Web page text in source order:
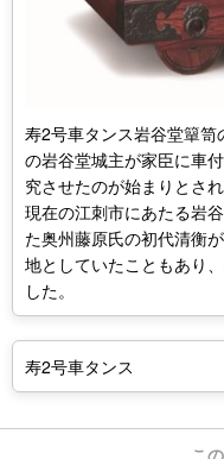
寿2号車タンス岩谷堂簞
の岩谷堂城主が家臣に車
究させたのが始まりとされ
現在の江刺市にあたる岩
た奥州藤原氏の初代清衡
地としていたこともあり
した。
寿2号車タンス
こ